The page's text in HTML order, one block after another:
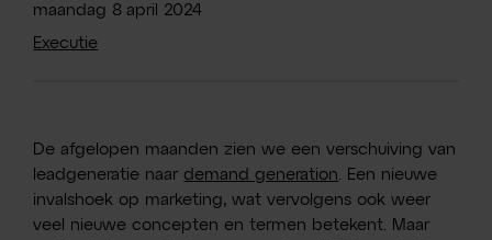
maandag 8 april
2024
Executie
De afgelopen maanden zien we een verschuiving van
leadgeneratie naar demand generation . Een nieuwe
invalshoek op marketing, wat vervolgens ook weer
veel nieuwe concepten en termen betekent. Maar